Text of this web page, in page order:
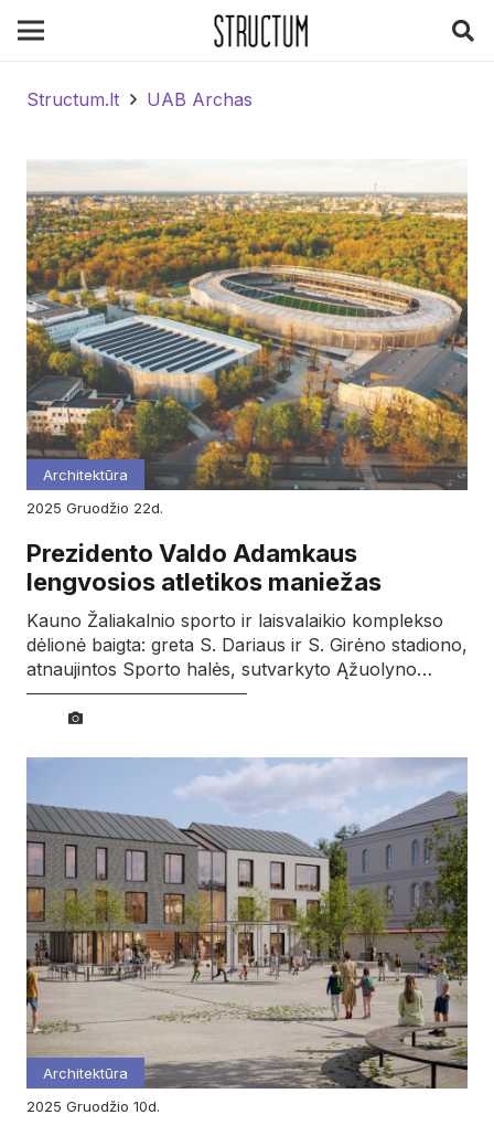
Structum.lt UAB Archas
Architektūra
2025
gruodžio 22d.
Prezidento Valdo Adamkaus
lengvosios atletikos maniežas
Kauno Žaliakalnio sporto ir laisvalaikio komplekso
dėlionė baigta: greta S. Dariaus ir S. Girėno stadiono,
atnaujintos Sporto halės, sutvarkyto Ąžuolyno…
Architektūra
2025
gruodžio 10d.